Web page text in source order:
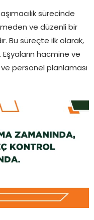
sürecinde
ve düzenli bir
Bu süreçte ilk olarak,
hacmine ve
personel planlaması